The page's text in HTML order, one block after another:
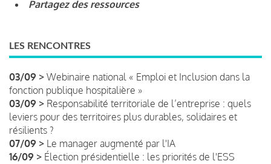
Partagez des ressources
LES RENCONTRES
03/09 > Webinaire national « Emploi et Inclusion dans la
fonction publique hospitalière »
03/09 > Responsabilité territoriale de l’entreprise : quels
leviers pour des territoires plus durables, solidaires et
résilients ?
07/09 > Le manager augmenté par l'IA
16/09 > Élection présidentielle : les priorités de l'ESS